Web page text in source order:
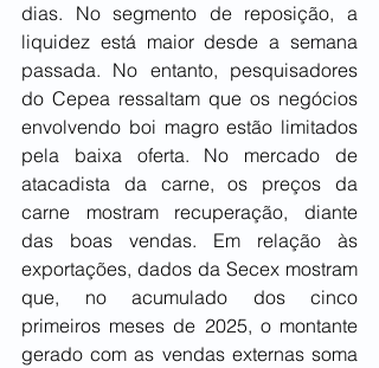
dias. No segmento de reposição, a
liquidez está maior desde a semana
passada. No entanto, pesquisadores
do Cepea ressaltam que os negócios
envolvendo boi magro estão limitados
pela baixa oferta. No mercado de
atacadista da carne, os preços da
carne mostram recuperação, diante
das boas vendas. Em relação às
exportações, dados da Secex mostram
que, no acumulado dos cinco
primeiros meses de 2025, o montante
gerado com as vendas externas soma